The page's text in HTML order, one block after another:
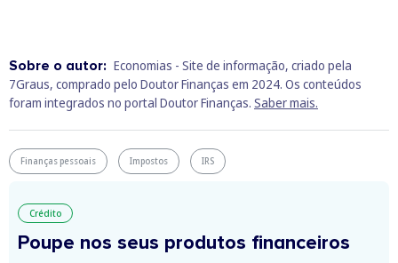
Sobre o autor: Economias - Site de informação, criado pela
7Graus, comprado pelo Doutor Finanças em 2024. Os conteúdos
foram integrados no portal Doutor Finanças. Saber mais.
Finanças pessoais Impostos IRS
Crédito
Poupe nos seus produtos financeiros